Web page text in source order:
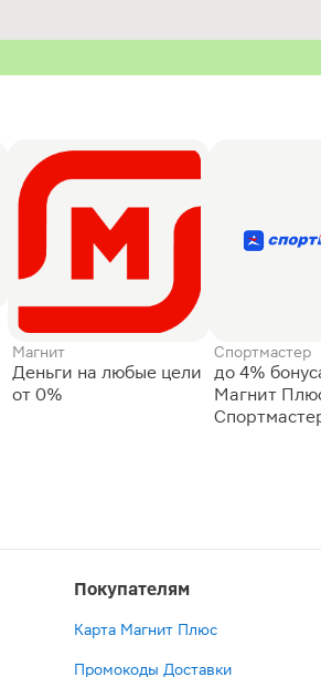
Магнит
Деньги на любые цели
от 0%
Спортмастер
до 4%
Магнит
Покупателям
Карта Магнит Плюс
Промокоды Доставки